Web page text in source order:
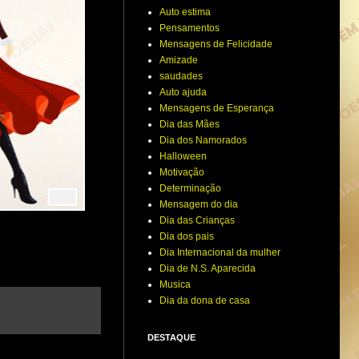
Auto estima
Pensamentos
Mensagens de Felicidade
Amizade
saudades
Auto ajuda
Mensagens de Esperança
Dia das Mães
Dia dos Namorados
Halloween
Motivação
Determinação
Mensagem do dia
Dia das Crianças
Dia dos pais
Dia Internacional da mulher
Dia de N.S. Aparecida
Musica
Dia da dona de casa
DESTAQUE